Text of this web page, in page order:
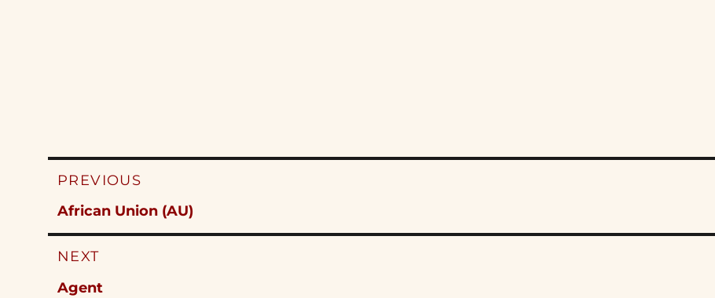
Post
PREVIOUS
Previous
post:
African Union (AU)
NEXT
Next
Agent